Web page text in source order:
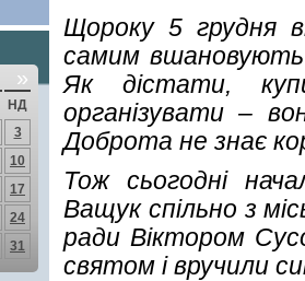
»
НД
3
10
17
24
31
Щороку 5 грудня
самим вшановують
Як дістати,
організувати –
Доброта не знає
Тож сьогодні
Ващук спільно з
ради Віктором
святом і вручили